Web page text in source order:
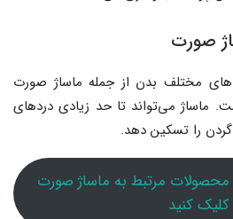
صورت
مختلف بدن از جمله ماساژ صورت
می‌تواند تا حد زیادی دردهای
را تسکین دهد.
مرتبط به ماساژ صورت
کلیک کنید